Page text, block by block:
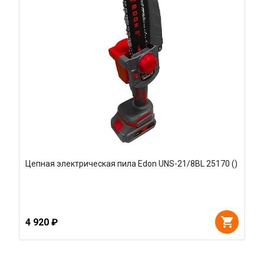
Цепная электрическая пила Edon UNS-21/8BL 25170 ()
4 920 ₽